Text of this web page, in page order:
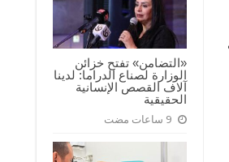
«التضامن» تفتح خزائن
الوزارة لصناع الدراما: لدينا
آلاف القصص الإنسانية
الحقيقية
9 ساعات مضت